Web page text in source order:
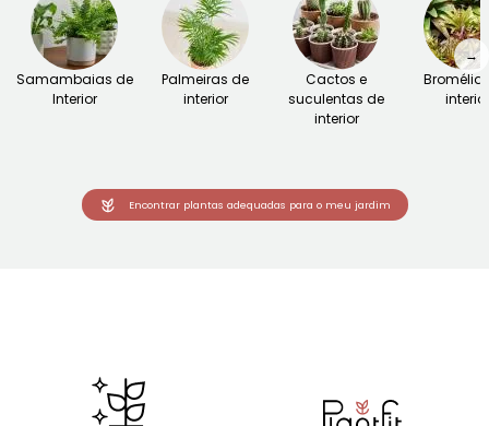
Samambaias de
Interior
Palmeiras de
interior
Cactos e
suculentas de
interior
interior
→
Encontrar plantas adequadas para o meu jardim